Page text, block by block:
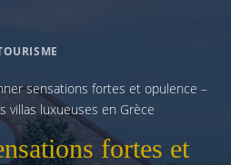
sensations fortes et opulence –
villas luxueuses en Grèce
fortes et